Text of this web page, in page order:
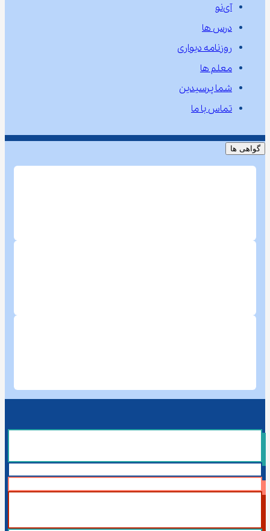
آی‌نو
درس ها
روزنامه دیواری
معلم ها
شما پرسیدین
تماس با ما
گواهی ها